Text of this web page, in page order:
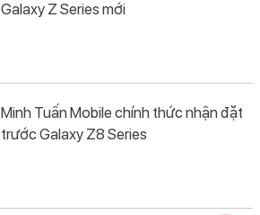
Galaxy Z Series mới
Minh Tuấn Mobile chính thức nhận đặt
trước Galaxy Z8 Series